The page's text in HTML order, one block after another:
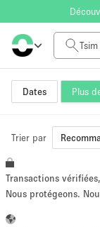
Dates Plus
Tarif à la journée
HK$0
Taille de l'espace
~ 13 personnes
Trier par
Transactions
Nous protégeons.